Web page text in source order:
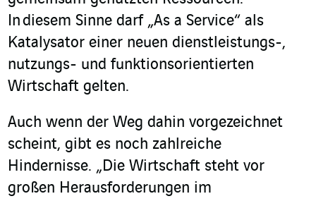
In diesem Sinne darf „As a Service“ als
Katalysator einer neuen dienstleistungs-,
nutzungs- und funktionsorientierten
Wirtschaft gelten.
Auch wenn der Weg dahin vorgezeichnet
scheint, gibt es noch zahlreiche
Hindernisse. „Die Wirtschaft steht vor
großen Herausforderungen im